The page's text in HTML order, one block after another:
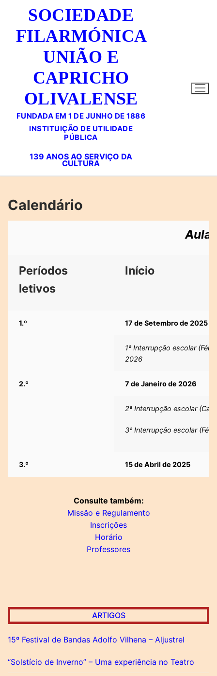
conteúdo
SOCIEDADE
FILARMÓNICA
UNIÃO E
CAPRICHO
OLIVALENSE
FUNDADA EM 1 DE JUNHO DE 1886
Calendário
Períodos
letivos
Início
1.º 17 de Setembro de 2025
1ª Interrupção escolar
2026
2.º 7 de Janeiro de 2026
2ª Interrupção escolar
3ª Interrupção escolar
3.º 15 de Abril de 2025
Consulte também:
Missão e Regulamento
Inscrições
Horário
Professores
ARTIGOS
15º Festival de Bandas Adolfo Vilhena – Aljustrel
“Solstício de Inverno” – Uma experiência no Teatro